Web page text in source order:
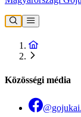
Közösségi média